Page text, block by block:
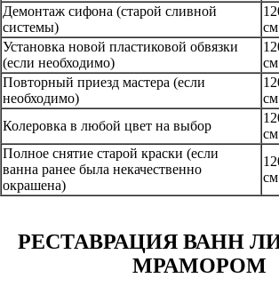
Демонтаж сифона (старой сливной
системы)
см
Установка новой пластиковой обвязки
(если необходимо)
см
Повторный приезд мастера (если
необходимо)
см
Колеровка в любой цвет на выбор
см
Полное снятие старой краски (если
ванна ранее была некачественно
окрашена)
см
РЕСТАВРАЦИЯ ВАНН
МРАМОРОМ